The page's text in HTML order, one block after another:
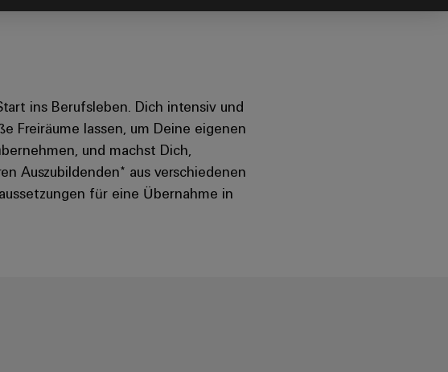
ins Berufsleben. Dich intensiv und
Freiräume lassen, um Deine eigenen
und machst Dich,
Auszubildenden* aus verschiedenen
für eine Übernahme in